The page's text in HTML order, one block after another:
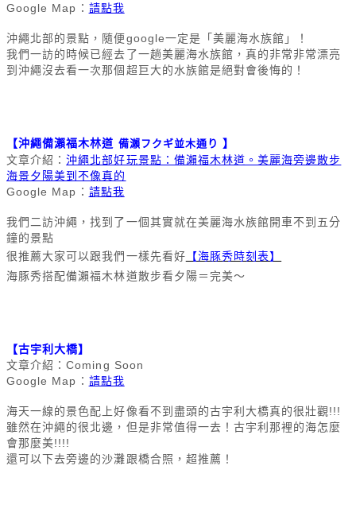
Google Map： 請點我
沖繩北部的景點，隨便google一定是「美麗海水族館」！
我們一訪的時候已經去了一趟美麗海水族館，真的非常非常漂亮
到沖繩沒去看一次那個超巨大的水族館是絕對會後悔的！
【沖繩備瀨福木林道 備瀨フクギ並木通り 】
文章介紹：沖繩北部好玩景點：備瀨福木林道。美麗海旁邊散步
海景夕陽美到不像真的
Google Map： 請點我
我們二訪沖繩，找到了一個其實就在美麗海水族館開車不到五分
鐘的景點
很推薦大家可以跟我們一樣先看好 【海豚秀時刻表】
海豚秀搭配備瀨福木林道散步看夕陽＝完美～
【古宇利大橋】
文章介紹：Coming Soon
Google Map： 請點我
海天一線的景色配上好像看不到盡頭的古宇利大橋真的很壯觀!!!
雖然在沖繩的很北邊，但是非常值得一去！古宇利那裡的海怎麼
會那麼美!!!!
還可以下去旁邊的沙灘跟橋合照，超推薦！